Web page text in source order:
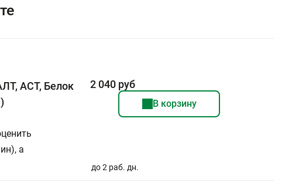
АСТ, Белок
а
2 040 руб
В корзину
до 2 раб. дн.